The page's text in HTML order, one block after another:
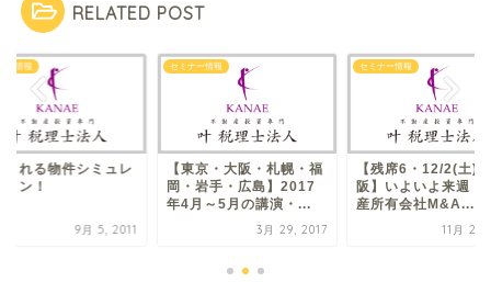
RELATED POST
ー情報
される物件​シミュレ
ン！
9月 5, 2011
セミナー情報
【東京・大阪・札幌・福
岡・岩手・広島】2017
年4月～5月の講演・...
3月 29, 2017
セミナー情報
【残席6・12/2(土)
阪】いよいよ来週！
産所有会社M&A...
11月 27,